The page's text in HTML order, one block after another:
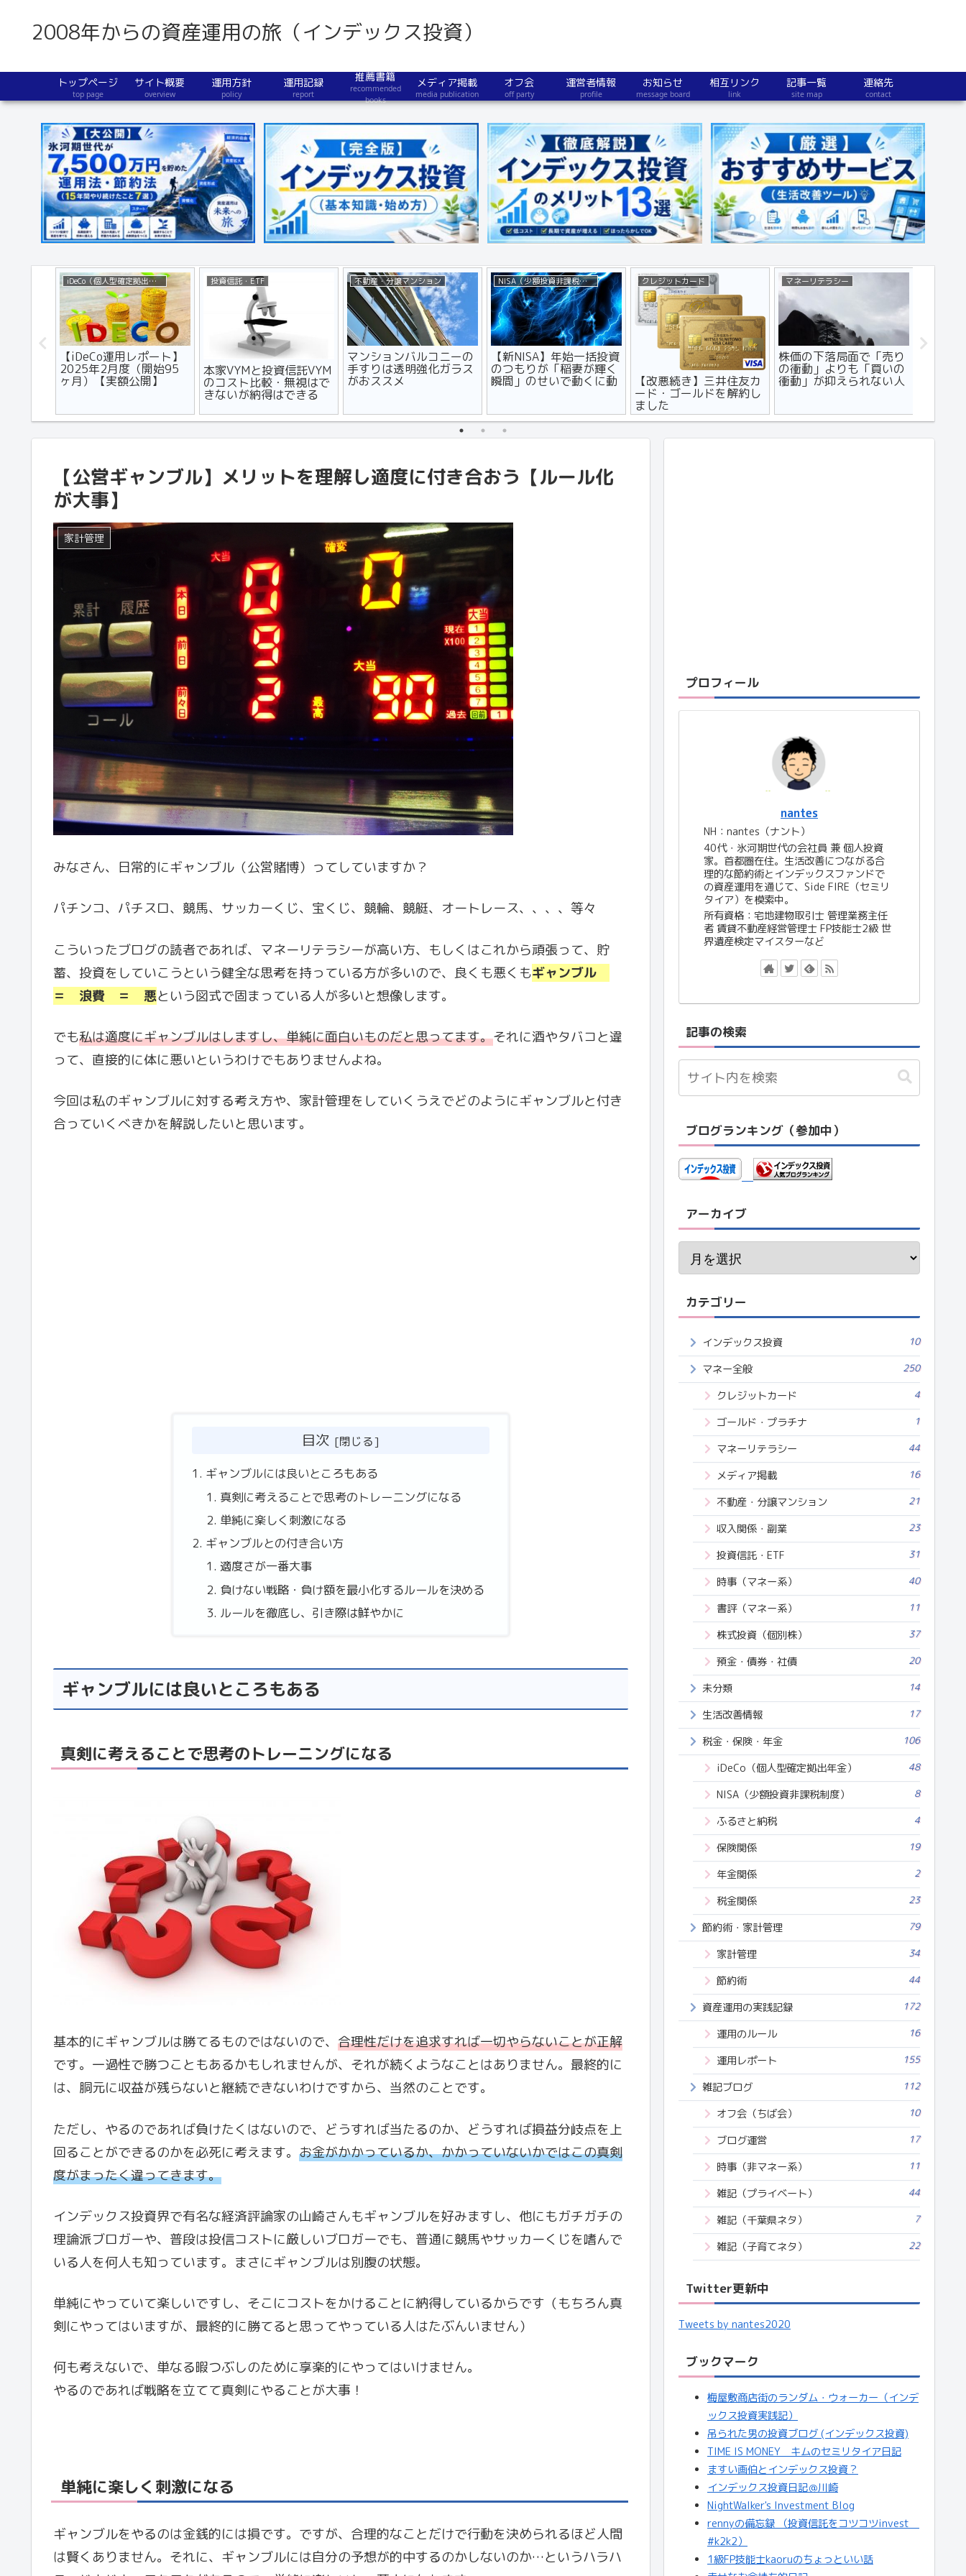
2008年からの資産運用の旅（インデックス投資）
トップページ
top page
サイト概要
overview
運用方針
policy
運用記録
report
推薦書籍
recommended
books
メディア掲載
media publication
オフ会
off party
運営者情報
profile
お知らせ
message board
相互リンク
link
記事一覧
site map
連絡先
contact
iDeCo（個人型確定拠出年金）
【iDeCo運用レポート】
2025年2月度（開始95
ヶ月）【実額公開】
投資信託・ETF
本家VYMと投資信託VYM
のコスト比較・無視はで
きないが納得はできる
不動産・分譲マンション
マンションバルコニーの
手すりは透明強化ガラス
がおススメ
NISA（少額投資非課税制度）
【新NISA】年始一括投資
のつもりが「稲妻が輝く
瞬間」のせいで動くに動
クレジットカード
【改悪続き】三井住友カ
ード・ゴールドを解約し
ました
マネーリテラシー
株価の下落局面で「売り
の衝動」よりも「買いの
衝動」が抑えられない人
【公営ギャンブル】メリットを理解し適度に付き合おう【ルール化
が大事】
家計管理
みなさん、日常的にギャンブル（公営賭博）ってしていますか？
パチンコ、パチスロ、競馬、サッカーくじ、宝くじ、競輪、競艇、オートレース、、、、等々
こういったブログの読者であれば、マネーリテラシーが高い方、もしくはこれから頑張って、貯
蓄、投資をしていこうという健全な思考を持っている方が多いので、良くも悪くもギャンブル
＝ 浪費 ＝ 悪という図式で固まっている人が多いと想像します。
でも私は適度にギャンブルはしますし、単純に面白いものだと思ってます。それに酒やタバコと違
って、直接的に体に悪いというわけでもありませんよね。
今回は私のギャンブルに対する考え方や、家計管理をしていくうえでどのようにギャンブルと付き
合っていくべきかを解説したいと思います。
目次
ギャンブルには良いところもある
真剣に考えることで思考のトレーニングになる
単純に楽しく刺激になる
ギャンブルとの付き合い方
適度さが一番大事
負けない戦略・負け額を最小化するルールを決める
ルールを徹底し、引き際は鮮やかに
ギャンブルには良いところもある
真剣に考えることで思考のトレーニングになる
基本的にギャンブルは勝てるものではないので、 合理性だけを追求すれば一切やらないことが正解
です。一過性で勝つこともあるかもしれませんが、それが続くようなことはありません。最終的に
は、胴元に収益が残らないと継続できないわけですから、当然のことです。
ただし、やるのであれば負けたくはないので、どうすれば当たるのか、どうすれば損益分岐点を上
回ることができるのかを必死に考えます。 お金がかかっているか、かかっていないかではこの真剣
度がまったく違ってきます。
インデックス投資界で有名な経済評論家の山崎さんもギャンブルを好みますし、他にもガチガチの
理論派ブロガーや、普段は投信コストに厳しいブロガーでも、普通に競馬やサッカーくじを嗜んで
いる人を何人も知っています。まさにギャンブルは別腹の状態。
単純にやっていて楽しいですし、そこにコストをかけることに納得しているからです（もちろん真
剣にやってはいますが、最終的に勝てると思ってやっている人はたぶんいません）
何も考えないで、単なる暇つぶしのために享楽的にやってはいけません。
やるのであれば戦略を立てて真剣にやることが大事！
単純に楽しく刺激になる
ギャンブルをやるのは金銭的には損です。ですが、合理的なことだけで行動を決められるほど人間
は賢くありません。それに、ギャンブルには自分の予想が的中するのかしないのか…というハラハ
プロフィール
nantes
NH：nantes（ナント）
40代・氷河期世代の会社員 兼 個人投資
家。首都圏在住。生活改善につながる合
理的な節約術とインデックスファンドで
の資産運用を通じて、Side FIRE（セミリ
タイア）を模索中。
所有資格：宅地建物取引士 管理業務主任
者 賃貸不動産経営管理士 FP技能士2級 世
界遺産検定マイスターなど
記事の検索
ブログランキング（参加中）
アーカイブ
カテゴリー
インデックス投資 10
マネー全般 250
クレジットカード 4
ゴールド・プラチナ 1
マネーリテラシー 44
メディア掲載 16
不動産・分譲マンション 21
収入関係・副業 23
投資信託・ETF 31
時事（マネー系） 40
書評（マネー系） 11
株式投資（個別株） 37
預金・債券・社債 20
未分類 14
生活改善情報 17
税金・保険・年金 106
iDeCo（個人型確定拠出年金） 48
NISA（少額投資非課税制度） 8
ふるさと納税 4
保険関係 19
年金関係 2
税金関係 23
節約術・家計管理 79
家計管理 34
節約術 44
資産運用の実践記録 172
運用のルール 16
運用レポート 155
雑記ブログ 112
オフ会（ちば会） 10
ブログ運営 17
時事（非マネー系） 11
雑記（プライベート） 44
雑記（千葉県ネタ） 7
雑記（子育てネタ） 22
Twitter更新中
Tweets by nantes2020
ブックマーク
梅屋敷商店街のランダム・ウォーカー（インデ
ックス投資実践記）
吊られた男の投資ブログ (インデックス投資)
TIME IS MONEY キムのセミリタイア日記
ますい画伯とインデックス投資？
インデックス投資日記＠川崎
NightWalker's Investment Blog
rennyの備忘録 （投資信託をコツコツinvest
#k2k2）
1級FP技能士kaoruのちょっといい話